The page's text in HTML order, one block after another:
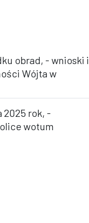
obrad, - wnioski i
Wójta w
2025 rok, -
wotum